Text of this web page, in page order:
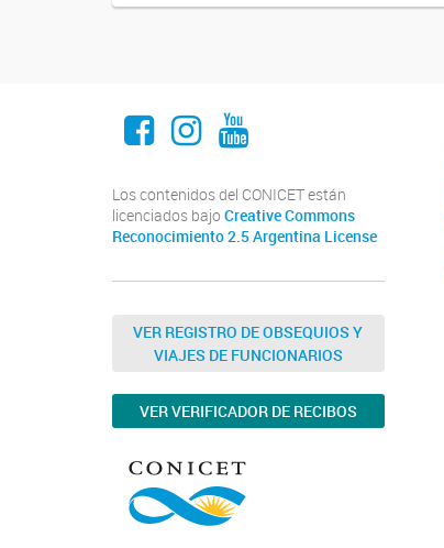
Facebook
Instagram
Youtube
Los contenidos del CONICET están
licenciados bajo Creative Commons
Reconocimiento 2.5 Argentina License
VER REGISTRO DE OBSEQUIOS Y
VIAJES DE FUNCIONARIOS
VER VERIFICADOR DE RECIBOS